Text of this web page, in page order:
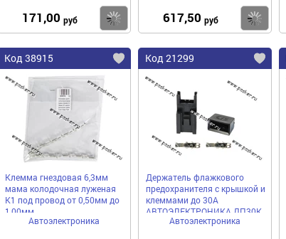
171,00 руб Купить617,50 руб
Код 38915
Клемма гнездовая 6,3мм
мама колодочная луженая
К1 под провод от 0,50мм до
1,00мм
Автоэлектроника
Код 21299
Держатель флажкового
предохранителя с крышкой и
клеммами до 30А
АВТОЭЛЕКТРОНИКА ДП30К
Автоэлектроника